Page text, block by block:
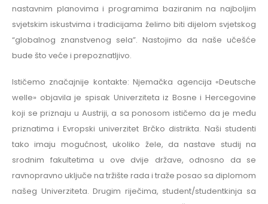
nastavnim planovima i programima baziranim na najboljim
svjetskim iskustvima i tradicijama želimo biti dijelom svjetskog
“globalnog znanstvenog sela”. Nastojimo da naše učešće
bude što veće i prepoznatljivo.
Ističemo značajnije kontakte: Njemačka agencija «Deutsche
welle» objavila je spisak Univerziteta iz Bosne i Hercegovine
koji se priznaju u Austriji, a sa ponosom ističemo da je među
priznatima i Evropski univerzitet Brčko distrikta. Naši studenti
tako imaju mogućnost, ukoliko žele, da nastave studij na
srodnim fakultetima u ove dvije države, odnosno da se
ravnopravno uključe na tržište rada i traže posao sa diplomom
našeg Univerziteta. Drugim riječima, student/studentkinja sa